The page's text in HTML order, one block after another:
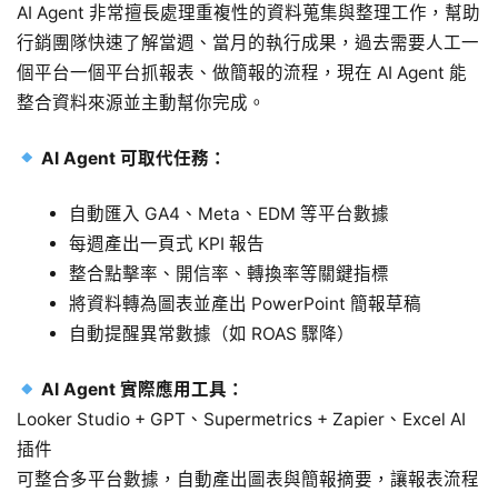
AI Agent 非常擅長處理重複性的資料蒐集與整理工作，幫助
行銷團隊快速了解當週、當月的執行成果，過去需要人工一
個平台一個平台抓報表、做簡報的流程，現在 AI Agent 能
整合資料來源並主動幫你完成。
AI Agent 可取代任務：
自動匯入 GA4、Meta、EDM 等平台數據
每週產出一頁式 KPI 報告
整合點擊率、開信率、轉換率等關鍵指標
將資料轉為圖表並產出 PowerPoint 簡報草稿
自動提醒異常數據（如 ROAS 驟降）
AI Agent 實際應用工具：
Looker Studio + GPT、Supermetrics + Zapier、Excel AI
插件
可整合多平台數據，自動產出圖表與簡報摘要，讓報表流程